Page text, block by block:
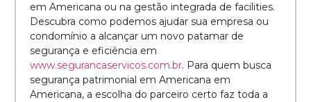
em Americana ou na gestão integrada de facilities.
Descubra como podemos ajudar sua empresa ou
condomínio a alcançar um novo patamar de
segurança e eficiência em
www.segurancaservicos.com.br. Para quem busca
segurança patrimonial em Americana em
Americana, a escolha do parceiro certo faz toda a